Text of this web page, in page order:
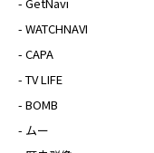
- WATCHNAVI
- CAPA
- TV LIFE
- BOMB
- ムー